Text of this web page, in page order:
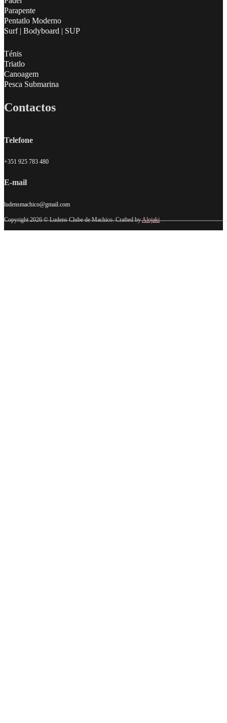
Parapente
Pentatlo Moderno
Surf | Bodyboard | SUP
Ténis
Triatlo
Canoagem
Pesca Submarina
Contactos
Telefone
+351 925 783 480
E-mail
ludensmachico@gmail.com
Copyright 2026 © Ludens Clube de Machico. Crafted byAlojaki